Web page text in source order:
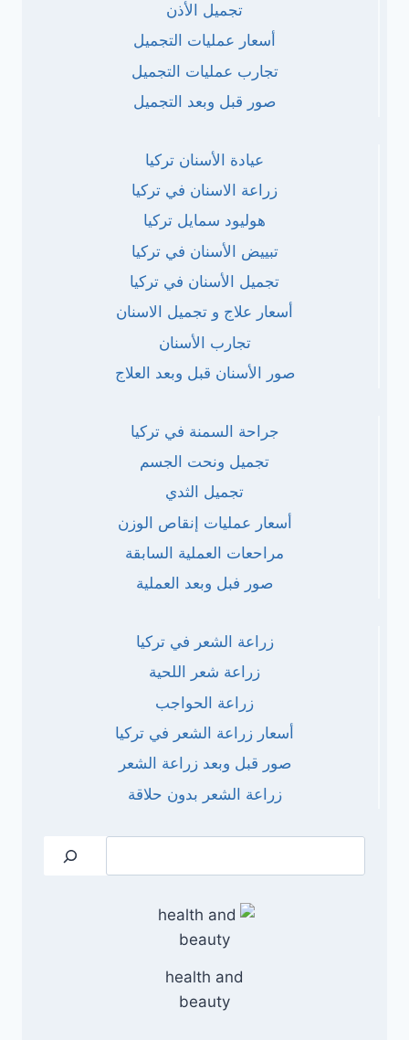
تجميل الأذن
أسعار عمليات التجميل
تجارب عمليات التجميل
صور قبل وبعد التجميل
عيادة الأسنان تركيا
زراعة الاسنان في تركيا
هوليود سمايل تركيا
تبييض الأسنان في تركيا
تجميل الأسنان في تركيا
أسعار علاج و تجميل الاسنان
تجارب الأسنان
صور الأسنان قبل وبعد العلاج
جراحة السمنة في تركيا
تجميل ونحت الجسم
تجميل الثدي
أسعار عمليات إنقاص الوزن
مراحعات العملية السابقة
صور فبل وبعد العملية
زراعة الشعر في تركيا
زراعة شعر اللحية
زراعة الحواجب
أسعار زراعة الشعر في تركيا
صور قبل وبعد زراعة الشعر
زراعة الشعر بدون حلاقة
health and
beauty